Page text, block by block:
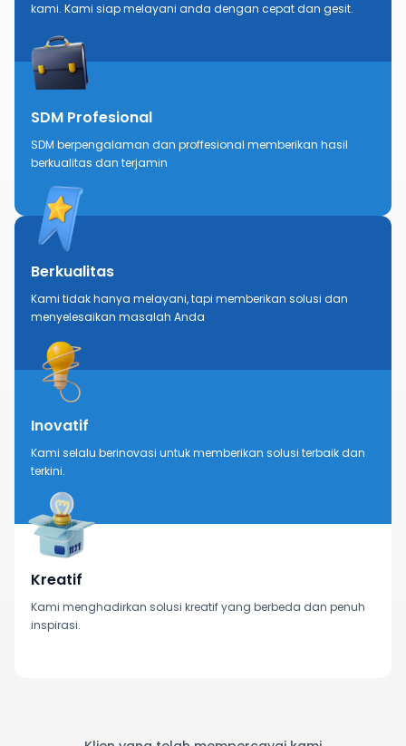
kami. Kami siap melayani anda dengan cepat dan gesit.
SDM Profesional
SDM berpengalaman dan proffesional memberikan hasil
berkualitas dan terjamin
Berkualitas
Kami tidak hanya melayani, tapi memberikan solusi dan
menyelesaikan masalah Anda
Inovatif
Kami selalu berinovasi untuk memberikan solusi terbaik dan
terkini.
Kreatif
Kami menghadirkan solusi kreatif yang berbeda dan penuh
inspirasi.